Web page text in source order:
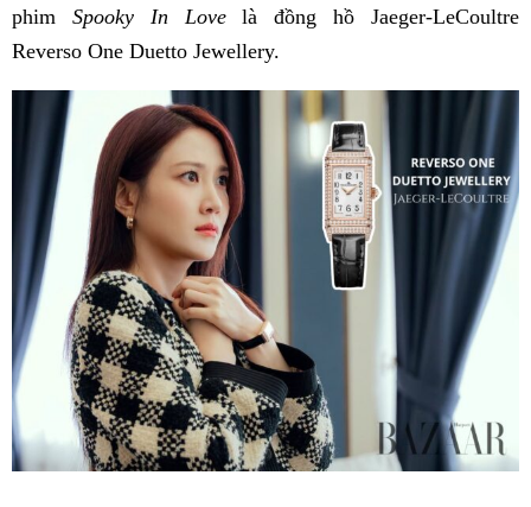
phim Spooky In Lovelà đồng hồ Jaeger-LeCoultre
Reverso One Duetto Jewellery.